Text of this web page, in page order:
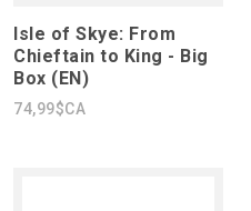
Isle of Skye: From
Chieftain to King - Big
Box (EN)
74,99$CA